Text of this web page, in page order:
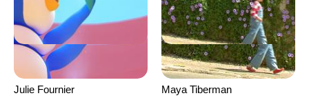
Julie Fournier
Maya Tiberman